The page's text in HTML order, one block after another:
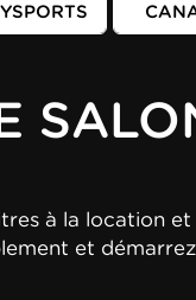
à la location
et